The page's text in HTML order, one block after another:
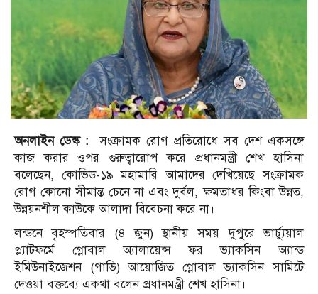
অনলাইন ডেস্ক :সংক্রামক রোগ প্রতিরোধে সব দেশ একসঙ্গে
কাজ করার ওপর গুরুত্বারোপ করে প্রধানমন্ত্রী শেখ হাসিনা
বলেছেন, কোভিড-১৯ মহামারি আমাদের দেখিয়েছে সংক্রামক
রোগ কোনো সীমান্ত চেনে না এবং দুর্বল, ক্ষমতাধর কিংবা উন্নত,
উন্নয়নশীল কাউকে আলাদা বিবেচনা করে না।
লন্ডনে বৃহস্পতিবার (৪ জুন) স্থানীয় সময় দুপুরে ভার্চ্যুয়াল
প্ল্যাটফর্মে গ্লোবাল অ্যালায়েন্স ফর ভ্যাকসিন অ্যান্ড
ইমিউনাইজেশন (গাভি) আয়োজিত গ্লোবাল ভ্যাকসিন সামিটে
দেওয়া বক্তব্যে একথা বলেন প্রধানমন্ত্রী শেখ হাসিনা।